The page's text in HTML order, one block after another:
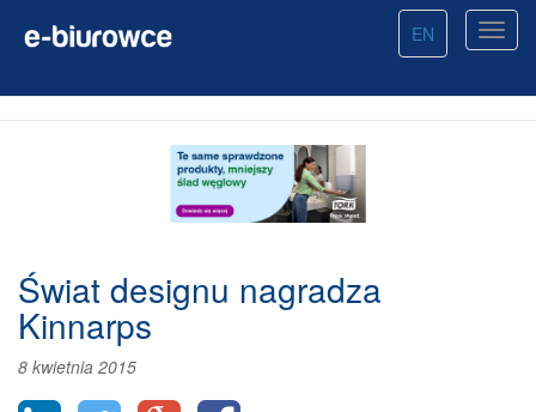
EN
Świat designu nagradza
Kinnarps
8 kwietnia 2015